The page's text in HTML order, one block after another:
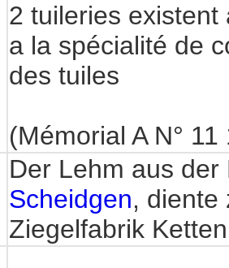
2 tuileries
a la spécialité de
des tuiles
(Mémorial A N°
Der Lehm aus
Scheidgen, diente
Ziegelfabrik